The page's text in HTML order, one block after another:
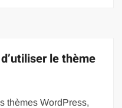
le thème
thèmes WordPress,